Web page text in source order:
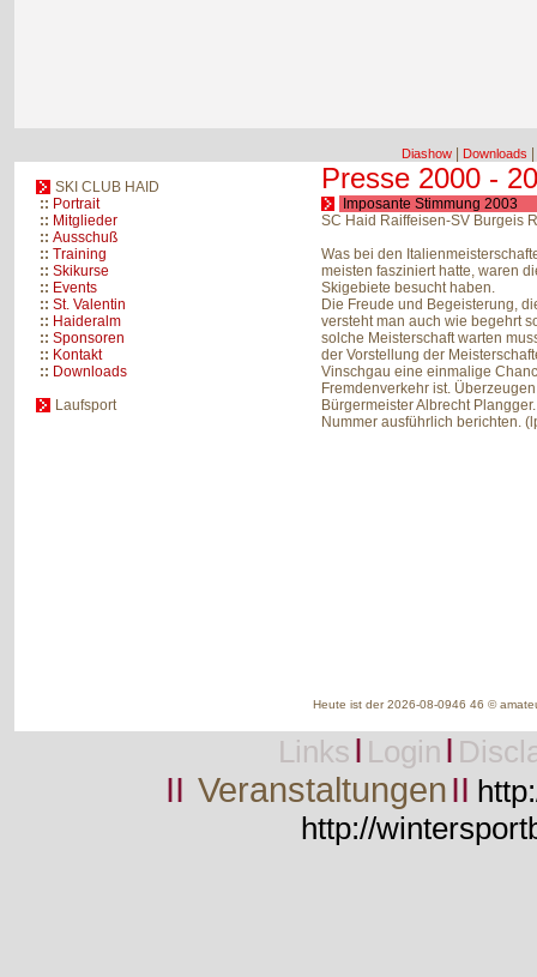
Diashow Downloads
SKI CLUB HAID
:: Portrait
:: Mitglieder
:: Ausschuß
:: Training
:: Skikurse
:: Events
:: St. Valentin
:: Haideralm
:: Sponsoren
:: Kontakt
:: Downloads
Laufsport
Presse 2000 -
Imposante Stimmung 2003
SC Haid Raiffeisen-SV Burgeis
Was bei den
meisten fasziniert hatte, waren
Skigebiete besucht haben.
Die Freude und Begeisterung,
versteht man auch wie begehrt
solche Meisterschaft warten
der Vorstellung der
Vinschgau eine einmalige
Fremdenverkehr ist.
Bürgermeister Albrecht
Nummer ausführlich berichten.
Heute ist der 2026-08-0946 46 ©
Links I Login I
II VeranstaltungenII
http://